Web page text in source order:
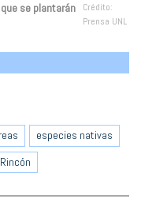
se plantarán
Crédito:
Prensa UNL
especies nativas
Rincón